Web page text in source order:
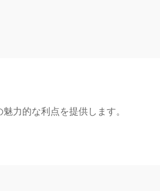
力的な利点を提供します。